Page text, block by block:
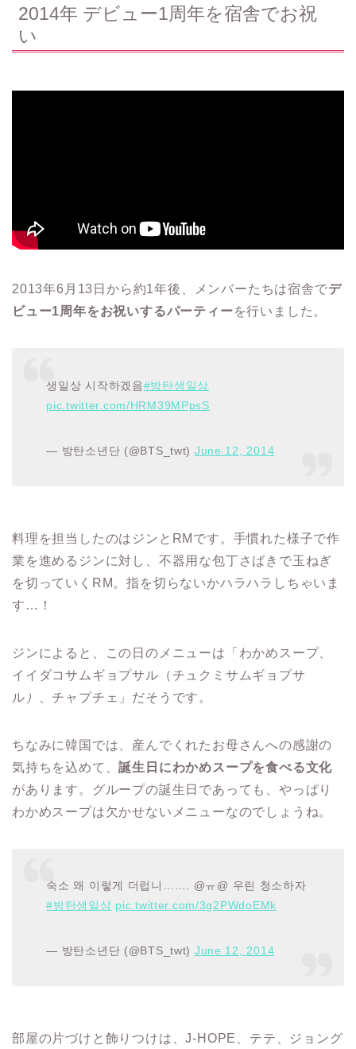
2014年 デビュー1周年を宿舎でお祝
い
2013年6月13日から約1年後、メンバーたちは宿舎でデ
ビュー1周年をお祝いするパーティーを行いました。
생일상 시작하겠음#방탄생일상
pic.twitter.com/HRM39MPpsS
— 방탄소년단 (@BTS_twt) June 12, 2014
料理を担当したのはジンとRMです。手慣れた様子で作
業を進めるジンに対し、不器用な包丁さばきで玉ねぎ
を切っていくRM。指を切らないかハラハラしちゃいま
す…！
ジンによると、この日のメニューは「わかめスープ、
イイダコサムギョプサル（チュクミサムギョプサ
ル ） 、チャプチェ」だそうです。
ちなみに韓国では、産んでくれたお母さんへの感謝の
気持ちを込めて、誕生日にわかめスープを食べる文化
があります。グループの誕生日であっても、やっぱり
わかめスープは欠かせないメニューなのでしょうね。
숙소 왜 이렇게 더럽니……. @ㅠ@ 우린 청소하자
#방탄생일상 pic.twitter.com/3g2PWdoEMk
— 방탄소년단 (@BTS_twt) June 12, 2014
部屋の片づけと飾りつけは、J-HOPE、テテ、ジョング